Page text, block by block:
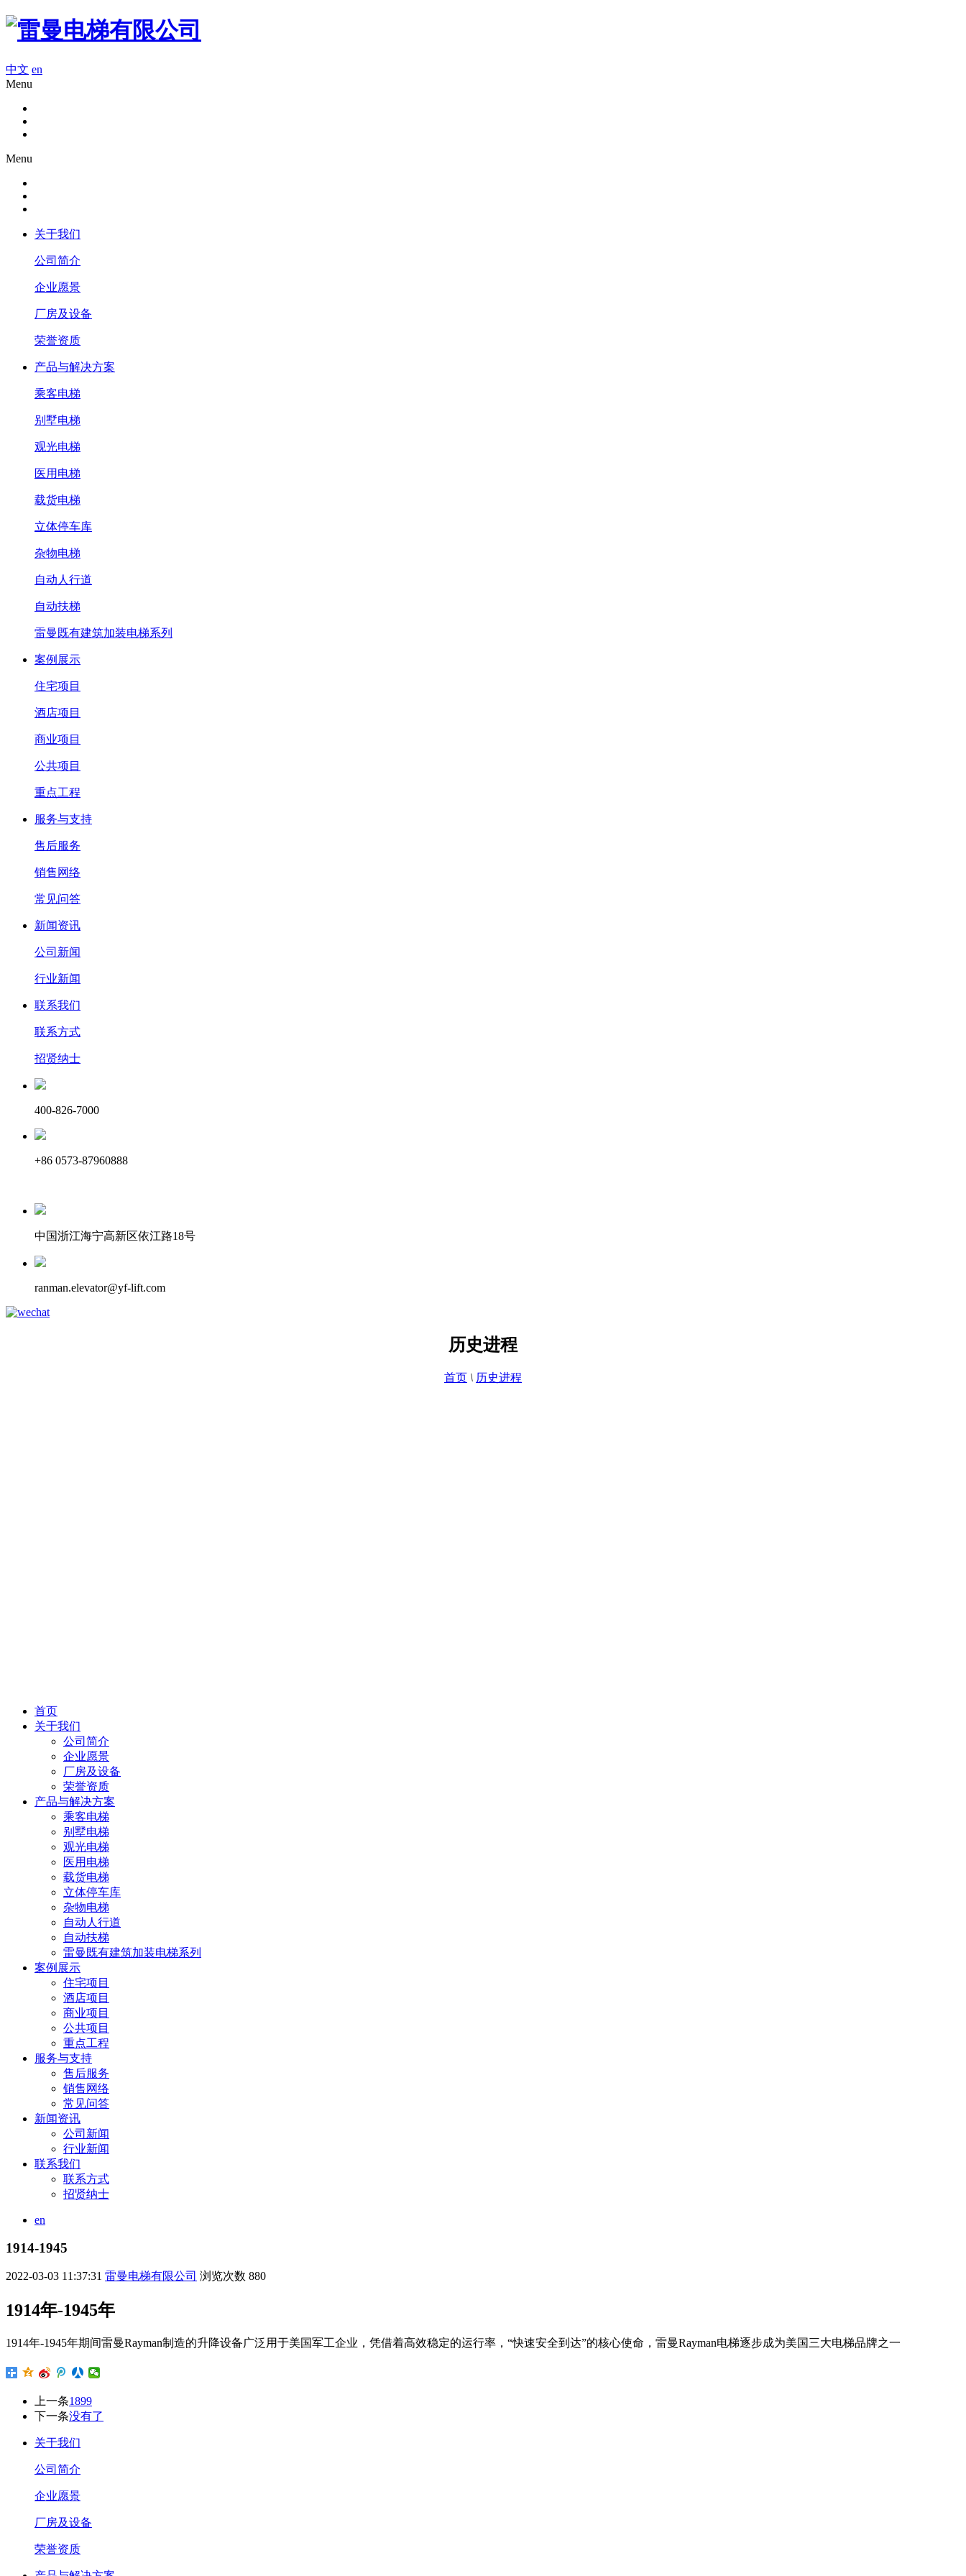
中文 en
Menu
Menu
关于我们
公司简介
企业愿景
厂房及设备
荣誉资质
产品与解决方案
乘客电梯
别墅电梯
观光电梯
医用电梯
载货电梯
立体停车库
杂物电梯
自动人行道
自动扶梯
雷曼既有建筑加装电梯系列
案例展示
住宅项目
酒店项目
商业项目
公共项目
重点工程
服务与支持
售后服务
销售网络
常见问答
新闻资讯
公司新闻
行业新闻
联系我们
联系方式
招贤纳士
400-826-7000
+86 0573-87960888
中国浙江海宁高新区依江路18号
ranman.elevator@yf-lift.com
历史进程
首页 \ 历史进程
首页
关于我们
公司简介
企业愿景
厂房及设备
荣誉资质
产品与解决方案
乘客电梯
别墅电梯
观光电梯
医用电梯
载货电梯
立体停车库
杂物电梯
自动人行道
自动扶梯
雷曼既有建筑加装电梯系列
案例展示
住宅项目
酒店项目
商业项目
公共项目
重点工程
服务与支持
售后服务
销售网络
常见问答
新闻资讯
公司新闻
行业新闻
联系我们
联系方式
招贤纳士
en
1914-1945
2022-03-03 11:37:31 雷曼电梯有限公司 浏览次数 880
1914年-1945年
1914年-1945年期间雷曼Rayman制造的升降设备广泛用于美国军工企业，凭借着高效稳定的运行率，“快速安全到达”的核心使命，雷曼Rayman电梯逐步成为美国三大电梯品牌之一
上一条1899
下一条没有了
关于我们
公司简介
企业愿景
厂房及设备
荣誉资质